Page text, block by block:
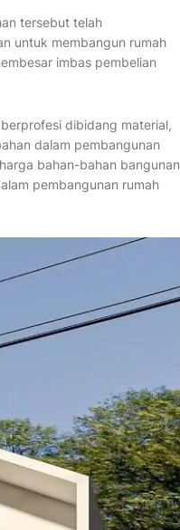
tersebut telah
untuk membangun rumah
imbas pembelian
dibidang material,
dalam pembangunan
bahan-bahan bangunan
pembangunan rumah